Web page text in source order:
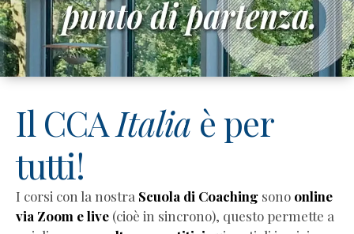
Conti
Denise
Pezzutto
Giulia
Lara
Ghiotto
Budini
Articoli
sul
coaching
Il CCA Italia è per
tutti!
I corsi con la nostra Scuola di Coaching sono online
via Zoom e live (cioè in sincrono), questo permette a